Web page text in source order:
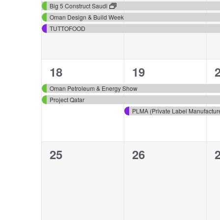
eventos,
Big 5 Construct Saudi
Oman Design & Build Week
TUTTOFOOD
eventos,
2
eventos,
18
Oman Petroleum & Energy Show
Project Qatar
3
eventos,
19
3
0
25
0
26
0